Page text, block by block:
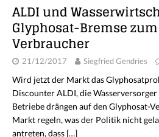
ALDI und
Glyphosat-Bremse
Verbraucher
21/12/2017 Siegfried Gendries
Wird jetzt der Markt das
Discounter ALDI, die
Betriebe drängen auf den Glyphosat-
Markt regeln, was der Politik nicht
antreten, dass […]